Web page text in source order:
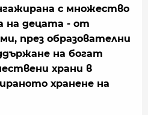
с множество
на децата - от
през образователни
на богат
храни в
хранене на